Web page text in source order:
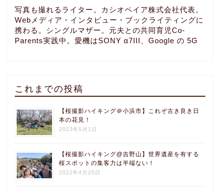
写真も撮れるライター。カシオペイア株式会社代表。
Webメディア・インタビュー・ブックライティングに
携わる。シングルマザー。元夫との共同育児Co-
Parents実践中。愛機はSONY α7III、Google の 5G
これまでの投稿
【桜撮影ハイキング＠小浜市】これぞ古き良き日
本の花見！
2023年5月1日
【桜撮影ハイキング@吉野山】世界遺産を有する
桜スポットの集客力は半端ない！
2022年4月25日